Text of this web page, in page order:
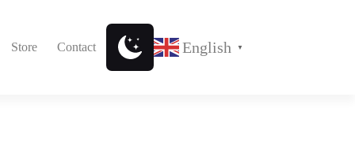
Store Contact English ▼